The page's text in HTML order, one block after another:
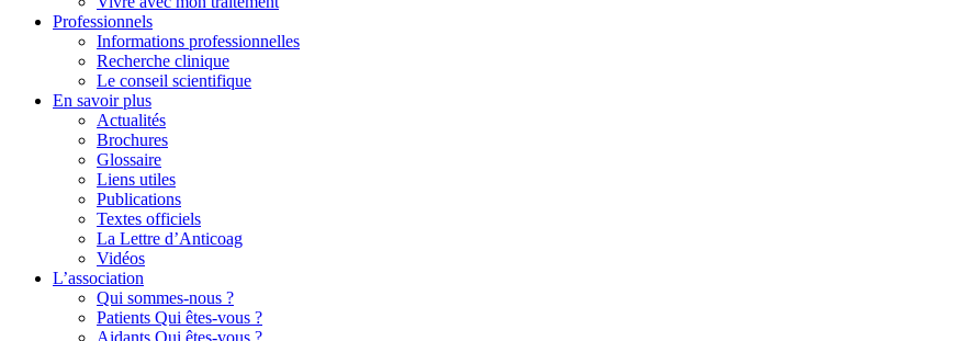
Professionnels
Informations professionnelles
Recherche clinique
Le conseil scientifique
En savoir plus
Actualités
Brochures
Glossaire
Liens utiles
Publications
Textes officiels
La Lettre d’Anticoag
Vidéos
L’association
Qui sommes-nous ?
Patients Qui êtes-vous ?
Aidants Qui êtes-vous ?